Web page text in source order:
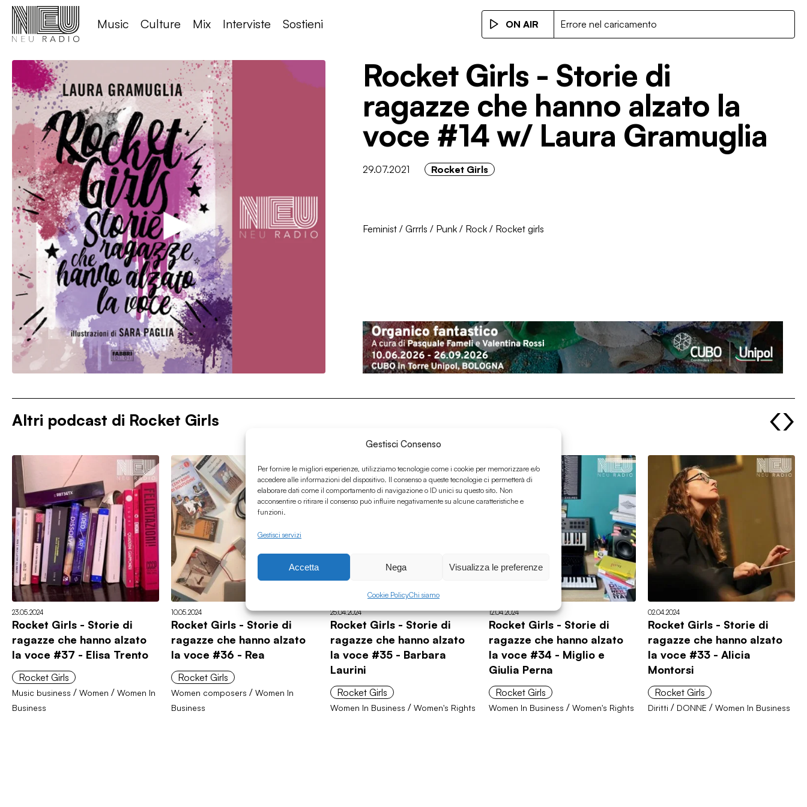
Gestisci Consenso
Per fornire le migliori esperienze, utilizziamo tecnologie come i cookie per memorizzare e/o
accedere alle informazioni del dispositivo. Il consenso a queste tecnologie ci permetterà di
elaborare dati come il comportamento di navigazione o ID unici su questo sito. Non
acconsentire o ritirare il consenso può influire negativamente su alcune caratteristiche e
funzioni.
Gestisci servizi
Accetta Nega Visualizza le preferenze
Cookie PolicyChi siamo
Music Culture Mix Interviste Sostieni ON AIR Errore nel caricamento
Rocket Girls - Storie di
ragazze che hanno alzato la
voce #14 w/ Laura Gramuglia
29.07.2021 Rocket Girls
Feminist/ Grrrls / Punk/ Rock/ Rocket girls
Altri podcast di Rocket Girls
23.05.2024
Rocket Girls - Storie di
ragazze che hanno alzato
la voce #37 - Elisa Trento
Rocket Girls
Music business / Women / Women In
Business
10.05.2024
Rocket Girls - Storie di
ragazze che hanno alzato
la voce #36 - Rea
Rocket Girls
Women composers / Women In
Business
25.04.2024
Rocket Girls - Storie di
ragazze che hanno alzato
la voce #35 - Barbara
Laurini
Rocket Girls
Women In Business / Women's Rights
12.04.2024
Rocket Girls - Storie di
ragazze che hanno alzato
la voce #34 - Miglio e
Giulia Perna
Rocket Girls
Women In Business /Women's Rights
02.04.2024
Rocket Girls - Storie di
ragazze che hanno alzato
la voce #33 - Alicia
Montorsi
Rocket Girls
Diritti / DONNE /Women In Business
‹›